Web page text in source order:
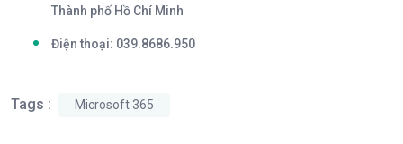
Thành phố Hồ Chí Minh
Điện thoại: 039.8686.950
Tags : Microsoft 365